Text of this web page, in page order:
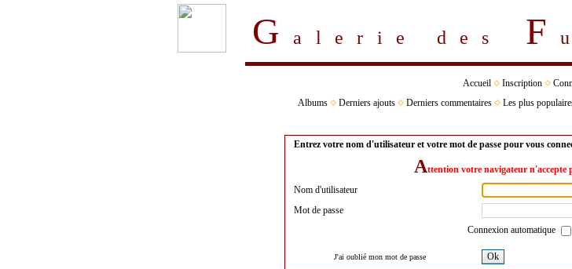
Galerie des F
Accueil Inscription
Albums
Derniers ajouts Derniers commentaires Les plus
Entrez votre nom d'utilisateur et votre mot de passe pour vous
Attention votre navigateur n'accepte
Nom d'utilisateur
Mot de passe
Connexion automatique
J'ai oublié mon mot de passe Ok